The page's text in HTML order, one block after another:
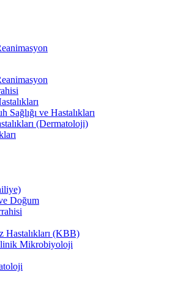
Sağlığı ve Hastalıkları
(Dermatoloji)
Doğum
Hastalıkları (KBB)
Mikrobiyoloji